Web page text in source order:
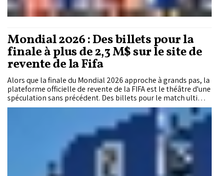
Mondial 2026 : Des billets pour la
finale à plus de 2,3 M$ sur le site de
revente de la Fifa
Alors que la finale du Mondial 2026 approche à grands pas, la
plateforme officielle de revente de la FIFA est le théâtre d'une
spéculation sans précédent. Des billets pour le match ultime
à New York s'y négocient à des tarifs dépassant les 2 millions
de dollars, suscitant une vive polémique parmi les